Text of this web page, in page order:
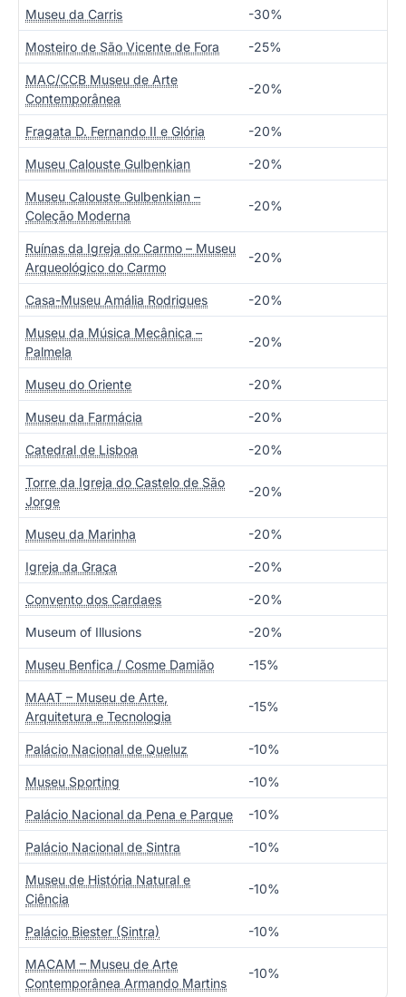
Museu da Carris -30%
Mosteiro de São Vicente de Fora -25%
MAC/CCB Museu de Arte
Contemporânea
-20%
Fragata D. Fernando II e Glória -20%
Museu Calouste Gulbenkian -20%
Museu Calouste Gulbenkian –
Coleção Moderna
-20%
Ruínas da Igreja do Carmo – Museu
Arqueológico do Carmo
-20%
Casa-Museu Amália Rodrigues -20%
Museu da Música Mecânica –
Palmela
-20%
Museu do Oriente -20%
Museu da Farmácia -20%
Catedral de Lisboa -20%
Torre da Igreja do Castelo de São
Jorge
-20%
Museu da Marinha -20%
Igreja da Graça -20%
Convento dos Cardaes -20%
Museum of Illusions -20%
Museu Benfica / Cosme Damião -15%
MAAT – Museu de Arte,
Arquitetura e Tecnologia
-15%
Palácio Nacional de Queluz -10%
Museu Sporting -10%
Palácio Nacional da Pena e Parque -10%
Palácio Nacional de Sintra -10%
Museu de História Natural e
Ciência
-10%
Palácio Biester (Sintra) -10%
MACAM – Museu de Arte
Contemporânea Armando Martins
-10%